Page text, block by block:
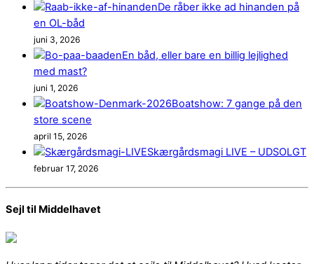
De råber ikke ad hinanden på
en OL-båd
juni 3, 2026
En båd, eller bare en billig lejlighed
med mast?
juni 1, 2026
Boatshow: 7 gange på den
store scene
april 15, 2026
Skærgårdsmagi LIVE – UDSOLGT
februar 17, 2026
Sejl til Middelhavet